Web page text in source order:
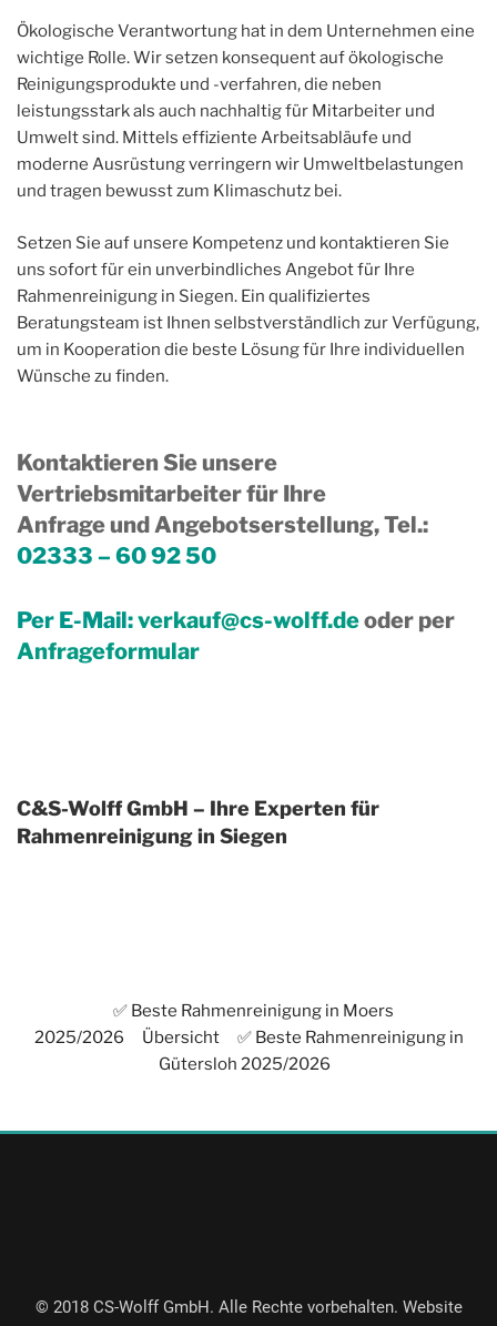
Ökologische Verantwortung hat in dem Unternehmen eine
wichtige Rolle. Wir setzen konsequent auf ökologische
Reinigungsprodukte und -verfahren, die neben
leistungsstark als auch nachhaltig für Mitarbeiter und
Umwelt sind. Mittels effiziente Arbeitsabläufe und
moderne Ausrüstung verringern wir Umweltbelastungen
und tragen bewusst zum Klimaschutz bei.
Setzen Sie auf unsere Kompetenz und kontaktieren Sie
uns sofort für ein unverbindliches Angebot für Ihre
Rahmenreinigung in Siegen. Ein qualifiziertes
Beratungsteam ist Ihnen selbstverständlich zur Verfügung,
um in Kooperation die beste Lösung für Ihre individuellen
Wünsche zu finden.
Kontaktieren Sie unsere
Vertriebsmitarbeiter für Ihre
Anfrage und Angebotserstellung, Tel.:
02333 – 60 92 50
Per E-Mail:verkauf@cs-wolff.deoder per
Anfrageformular
C&S-Wolff GmbH – Ihre Experten für
Rahmenreinigung in Siegen
✅ Beste Rahmenreinigung in Moers
2025/2026
Übersicht
✅ Beste Rahmenreinigung in
Gütersloh 2025/2026
© 2018 CS-Wolff GmbH. Alle Rechte vorbehalten. Website